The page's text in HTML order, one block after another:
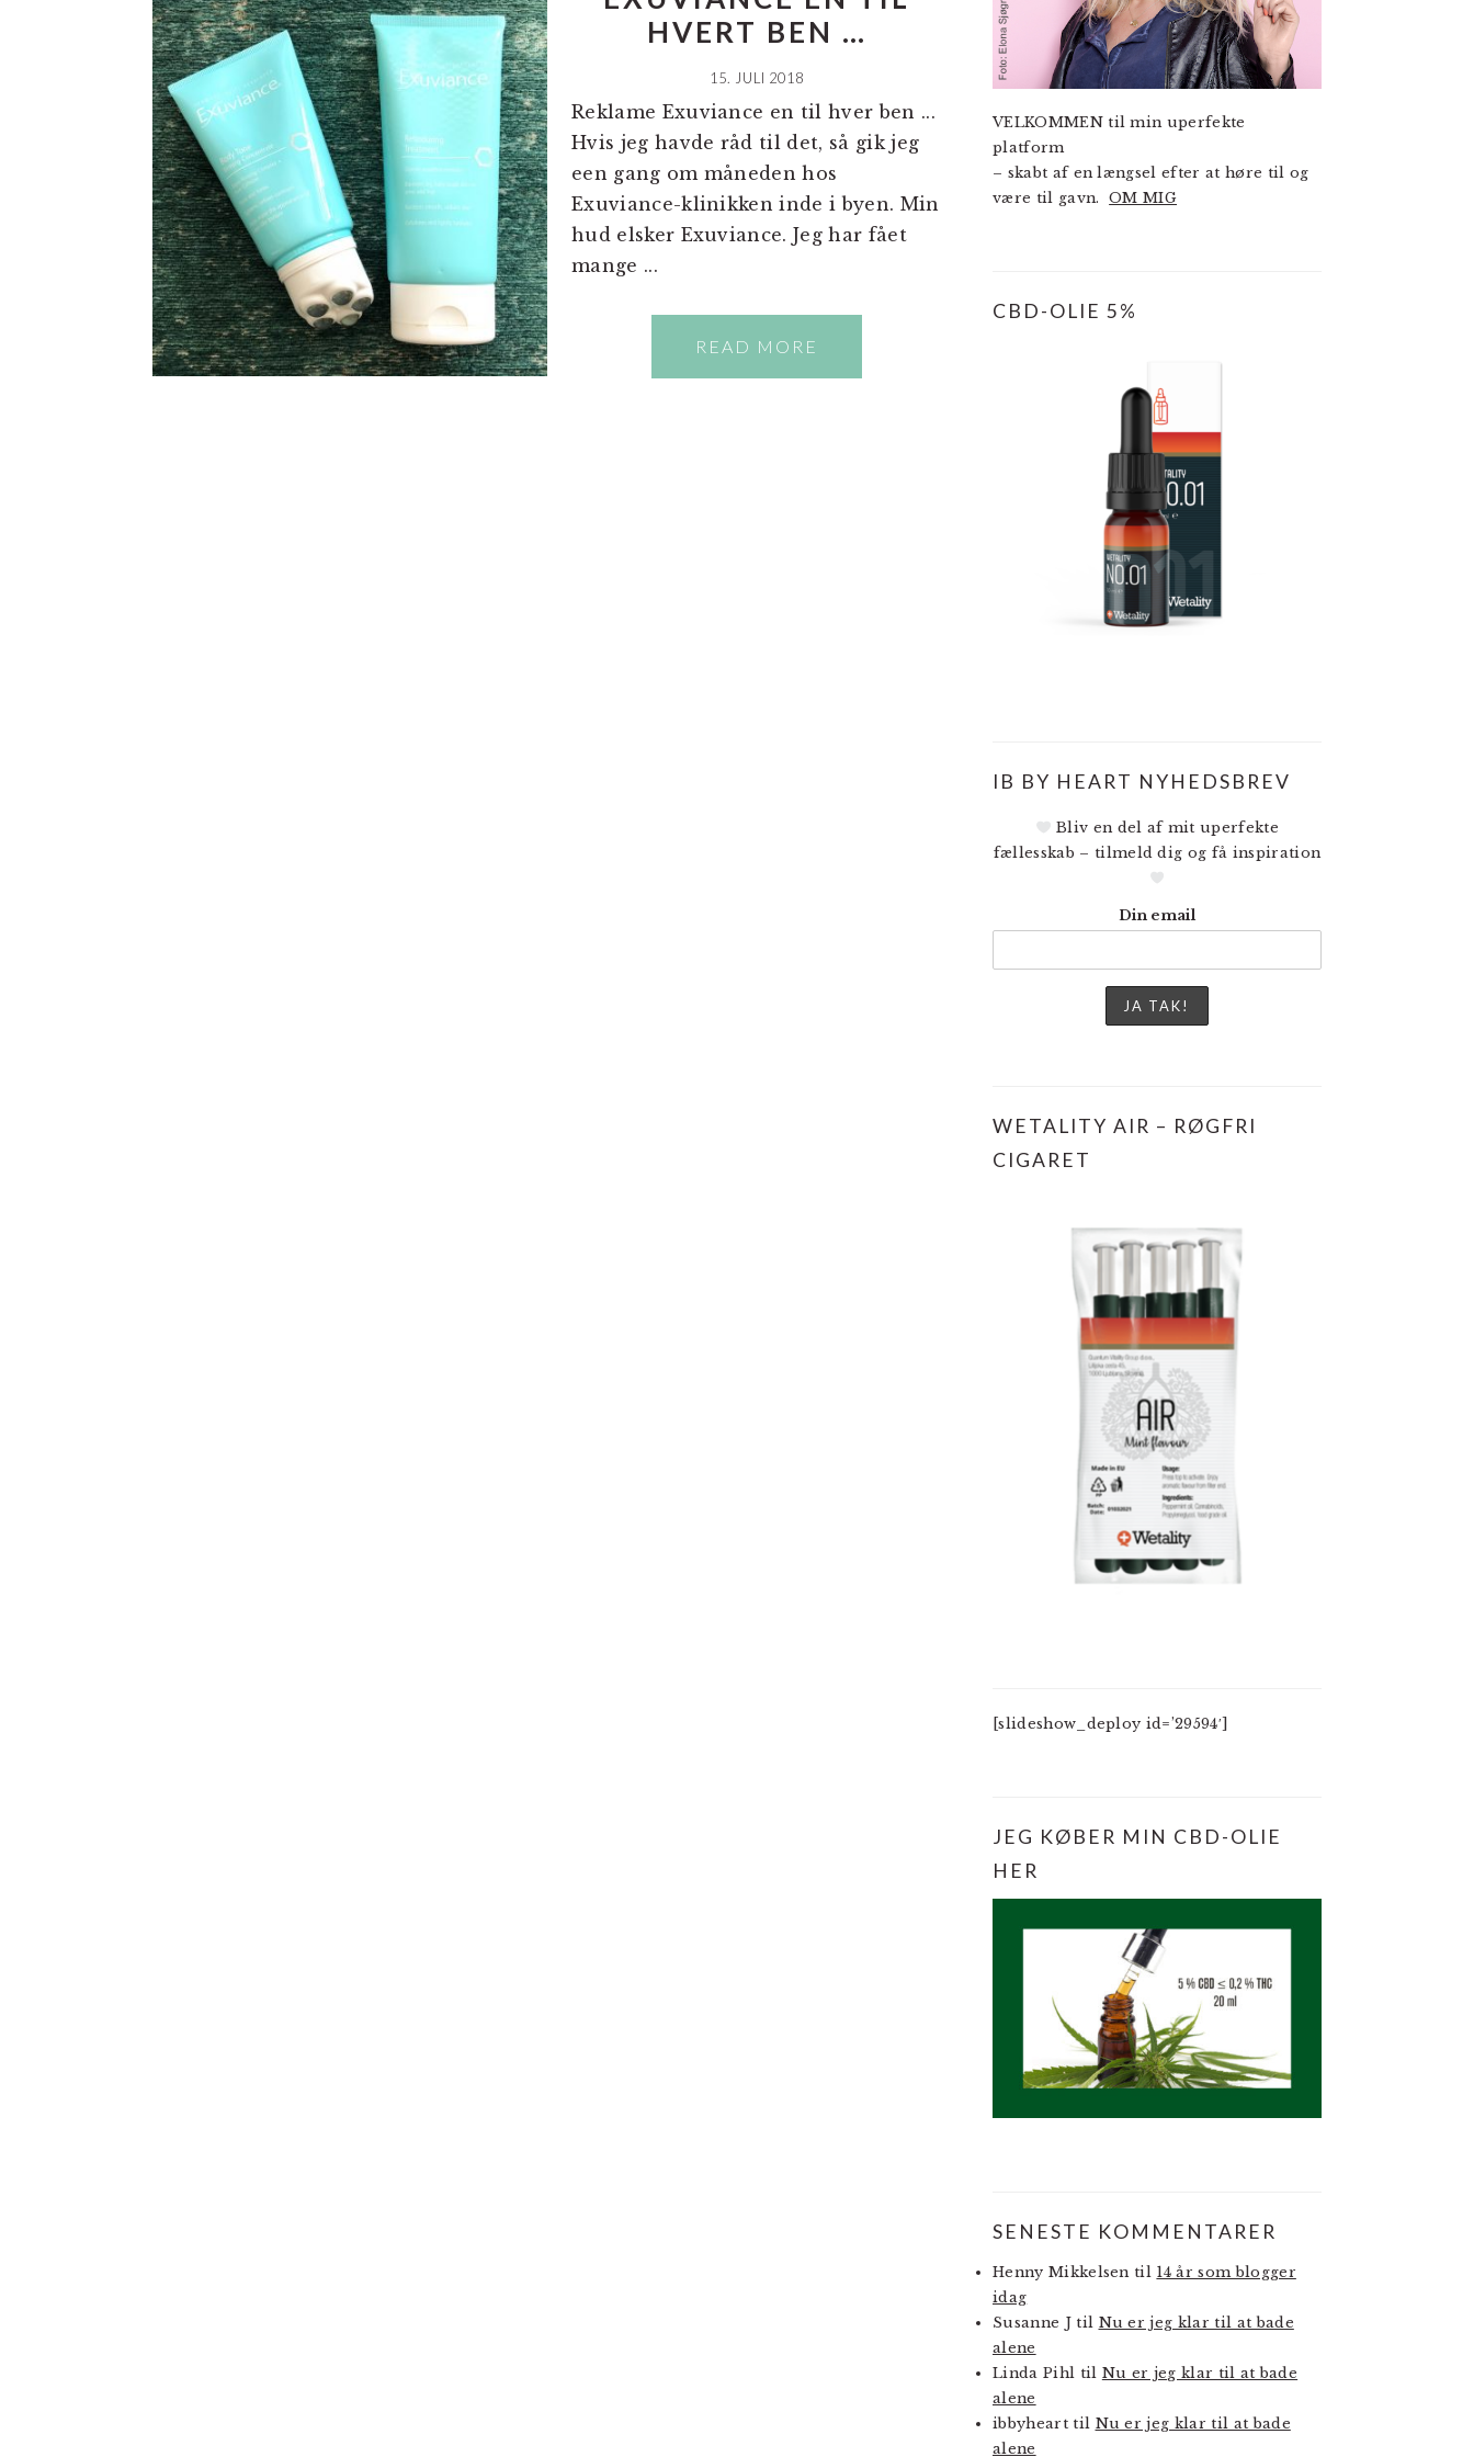
HVERT BEN …
15. JULI 2018
Reklame Exuviance en til hver ben ...
Hvis jeg havde råd til det, så gik jeg
een gang om måneden hos
Exuviance-klinikken inde i byen. Min
hud elsker Exuviance. Jeg har fået
mange ...
READ MORE
VELKOMMEN til min uperfekte
platform
– skabt af en længsel efter at høre til og
være til gavn.OM MIG
CBD-OLIE 5%
IB BY HEART NYHEDSBREV
Bliv en del af mit uperfekte
fællesskab – tilmeld dig og få inspiration
Din email
WETALITY AIR – RØGFRI
CIGARET
[slideshow_deploy id=’29594′]
JEG KØBER MIN CBD-OLIE
HER
SENESTE KOMMENTARER
Henny Mikkelsen til 14 år som blogger
idag
Susanne Jtil Nu er jeg klar til at bade
alene
Linda Pihl til Nu er jeg klar til at bade
alene
ibbyhearttil Nu er jeg klar til at bade
alene